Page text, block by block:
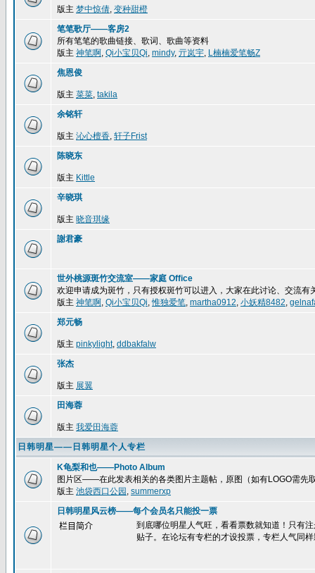
版主 梦中惊倩, 变种甜橙
笔笔歌厅——客房2
所有笔笔的歌曲链接、歌词、歌曲等资料
版主 神笔啊, Qi小宝贝Qi, mindy, 亓岚宇, L楠楠爱笔畅Z
焦恩俊
版主 菜菜, takila
余铭轩
版主 沁心檀香, 轩子Frist
陈晓东
版主 Kittle
辛晓琪
版主 晓音琪缘
謝君豪
世外桃源斑竹交流室——家庭 Office
欢迎申请成为斑竹，只有授权斑竹可以进入，大家在此讨论、交流有
版主 神笔啊, Qi小宝贝Qi,惟独爱笔, martha0912, 小妖精8482,
郑元畅
版主 pinkylight, ddbakfalw
张杰
版主 展翼
田海蓉
版主 我爱田海蓉
日韩明星——日韩明星个人专栏
K龟梨和也——Photo Album
图片区——在此发表相关的各类图片主题帖，原图（如有LOGO需先
版主 池袋西口公园 , summerxp
日韩明星风云榜——每个会员名只能投一票
栏目简介
到底哪位明星人气旺，看看票数就知道！只有
贴子。在论坛有专栏的才设投票，专栏人气同